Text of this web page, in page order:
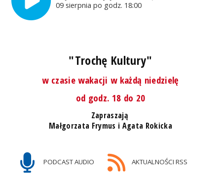
09 sierpnia po godz. 18:00
"Trochę Kultury"
w czasie wakacji w każdą niedzielę
od godz. 18 do 20
Zapraszają
Małgorzata Frymus i Agata Rokicka
PODCAST AUDIO AKTUALNOŚCI RSS